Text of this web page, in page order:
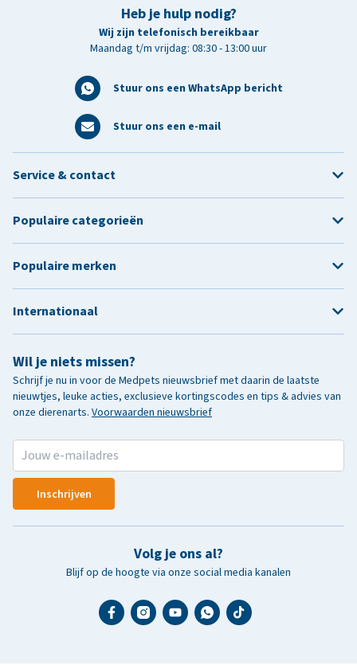
Heb je hulp nodig?
Wij zijn telefonisch bereikbaar
Maandag t/m vrijdag: 08:30 - 13:00 uur
Stuur ons een WhatsApp bericht
Stuur ons een e-mail
Wil je niets missen?
Schrijf je nu in voor de Medpets nieuwsbrief met daarin de laatste
nieuwtjes, leuke acties, exclusieve kortingscodes en tips & advies van
onze dierenarts. Voorwaarden nieuwsbrief
Inschrijven
Volg je ons al?
Blijf op de hoogte via onze social media kanalen
Service & contact
Populaire categorieën
Populaire merken
Internationaal